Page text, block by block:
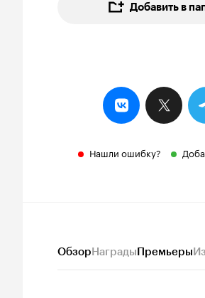
Добавить в
Нашли ошибку?
ОбзорНаградыПремьеры